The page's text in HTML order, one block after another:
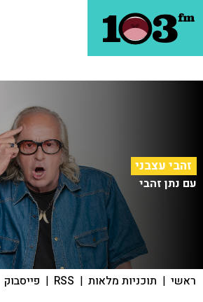
זהבי עצבני
עם נתן זהבי
ראשי | תוכניות מלאות |
RSS
| פייסבוק